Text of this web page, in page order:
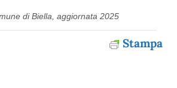
di Biella, aggiornata 2025
Stampa